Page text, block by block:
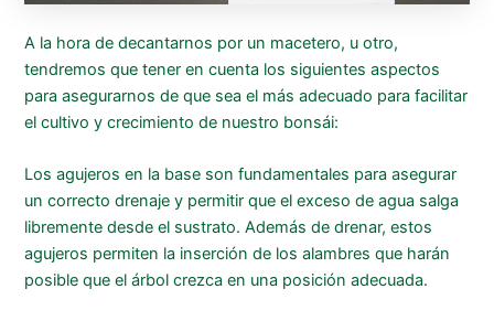
A la hora de decantarnos por un macetero, u otro,
tendremos que tener en cuenta los siguientes aspectos
para asegurarnos de que sea el más adecuado para facilitar
el cultivo y crecimiento de nuestro bonsái:
Los agujeros en la base son fundamentales para asegurar
un correcto drenaje y permitir que el exceso de agua salga
libremente desde el sustrato. Además de drenar, estos
agujeros permiten la inserción de los alambres que harán
posible que el árbol crezca en una posición adecuada.